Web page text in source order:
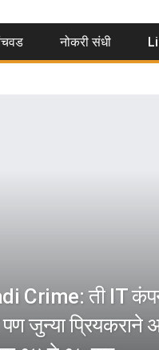
नोकरी संधी
Crime: ती IT
पण जुन्या प्रियकराने